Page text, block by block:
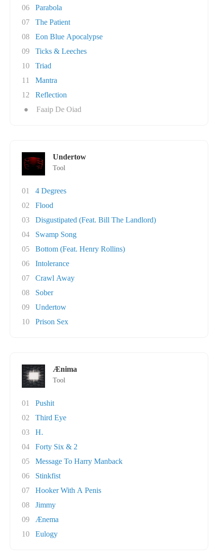
06
Parabola
07
The Patient
08
Eon Blue Apocalypse
09
Ticks & Leeches
10
Triad
11
Mantra
12
Reflection
●
Faaip De Oiad
Undertow
Tool
01
4 Degrees
02
Flood
03
Disgustipated (Feat. Bill The Landlord)
04
Swamp Song
05
Bottom (Feat. Henry Rollins)
06
Intolerance
07
Crawl Away
08
Sober
09
Undertow
10
Prison Sex
Ænima
Tool
01
Pushit
02
Third Eye
03
H.
04
Forty Six & 2
05
Message To Harry Manback
06
Stinkfist
07
Hooker With A Penis
08
Jimmy
09
Ænema
10
Eulogy